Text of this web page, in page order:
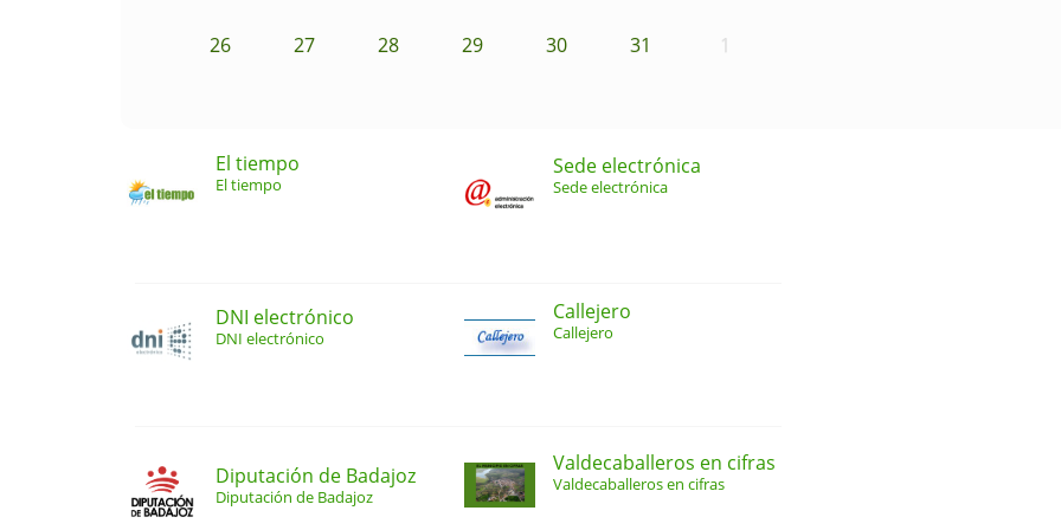
26 27 28 29 30 31 1
El tiempo
El tiempo
Sede electrónica
Sede electrónica
DNI electrónico
DNI electrónico
Callejero
Callejero
Diputación de Badajoz
Diputación de Badajoz
Valdecaballeros en cifras
Valdecaballeros en cifras